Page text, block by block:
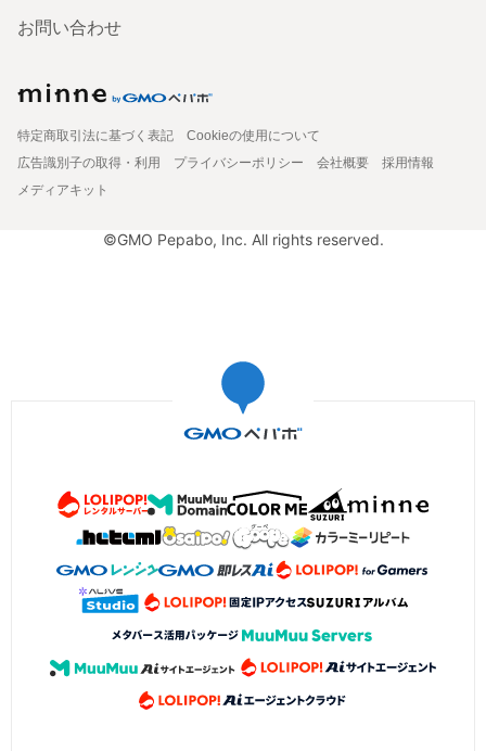
お問い合わせ
特定商取引法に基づく表記
Cookieの使用について
広告識別子の取得・利用
プライバシーポリシー 会社概要
採用情報
メディアキット
©GMO Pepabo, Inc. All rights reserved.